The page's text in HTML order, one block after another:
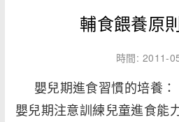
綜合
輔食餵養原
時間: 2011-
嬰兒期進食習慣的培養：
嬰兒期注意訓練兒童進食能